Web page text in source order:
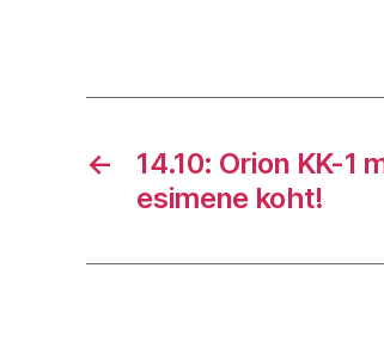
←
14.10: Orion KK-
esimene koht!